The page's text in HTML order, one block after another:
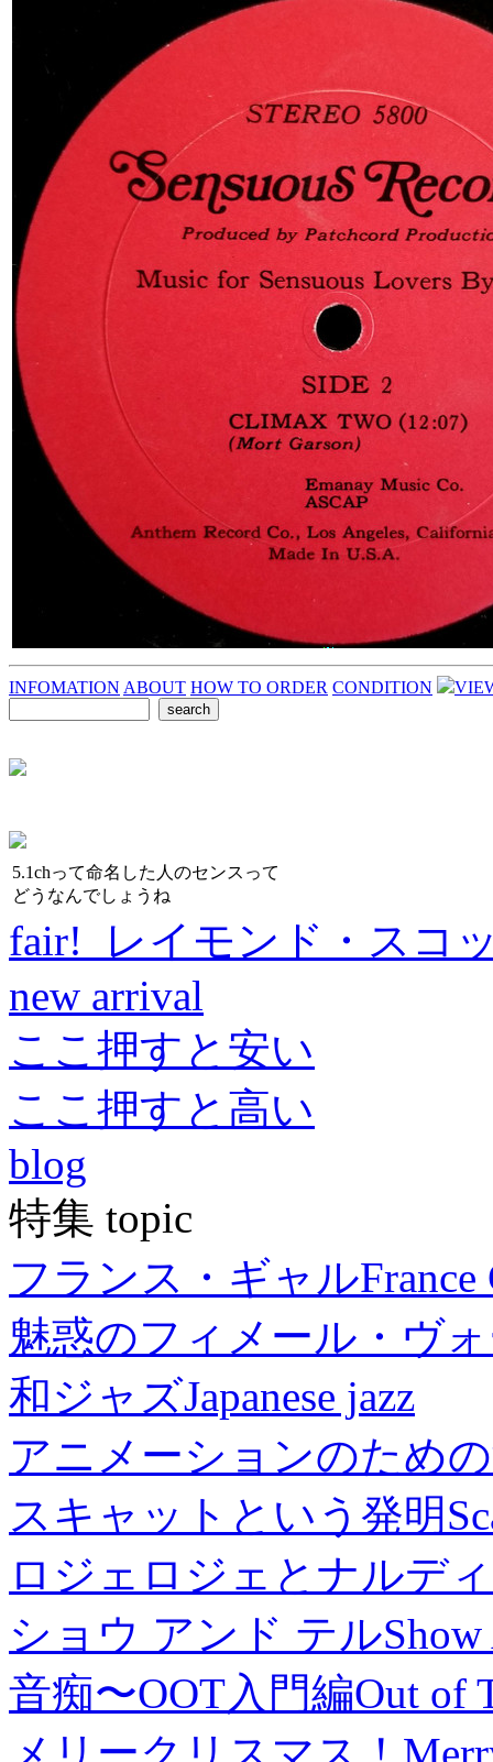
INFOMATION ABOUT HOW TO ORDER CONDITION
5.1chって命名した人のセンスって
どうなんでしょうね
fair! レイモンド・スコ
new arrival
ここ押すと安い
ここ押すと高い
blog
特集 topic
フランス・ギャルFrance
魅惑のフィメール・ヴ
和ジャズJapanese jazz
アニメーションのため
スキャットという発明
ロジェロジェとナルデ
ショウ アンド テル
音痴〜OOT入門編Out of
メリークリスマス！